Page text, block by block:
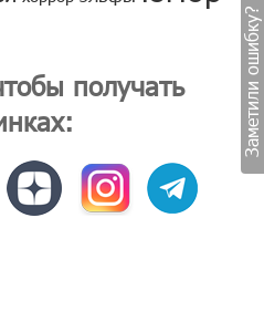
получать
Заметили ошибку?